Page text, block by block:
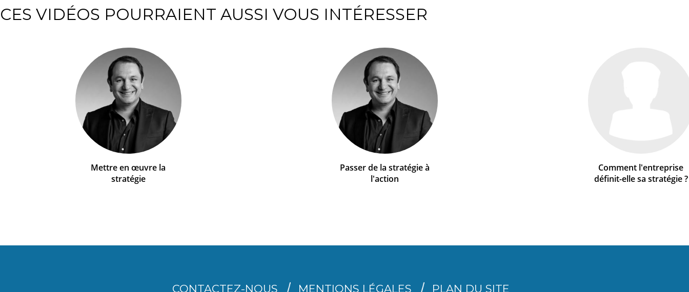
CES VIDÉOS POURRAIENT AUSSI VOUS INTÉRESSER
Mettre en œuvre la
stratégie
Passer de la stratégie à
l'action
Comment l'entreprise
définit-elle sa stratégie ?
CONTACTEZ-NOUS MENTIONS LÉGALES PLAN DU SITE